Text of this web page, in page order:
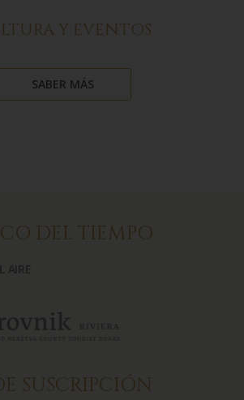
Y EVENTOS
SABER MÁS
DEL TIEMPO
SUSCRIPCIÓN